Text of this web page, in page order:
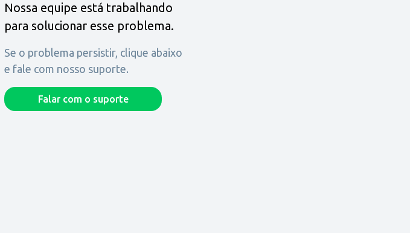
Nossa equipe está trabalhando
para solucionar esse problema.
Se o problema persistir, clique abaixo
e fale com nosso suporte.
Falar com o suporte